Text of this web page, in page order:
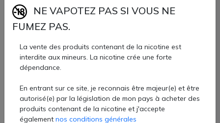
Elle est compatible avec les résistances BP Mesh de la
marque Aspire.
l'unité.
Quantité
AJOUTER À MON PANIER
NE VAPOTEZ PAS SI VOUS NE
FUMEZ PAS.
La vente des produits contenant de la nicotine est
interdite aux mineurs. La nicotine crée une forte
dépendance.
En entrant sur ce site, je reconnais être majeur(e) et être
autorisé(e) par la législation de mon pays à acheter des
produits contenant de la nicotine et j'accepte
également nos conditions générales